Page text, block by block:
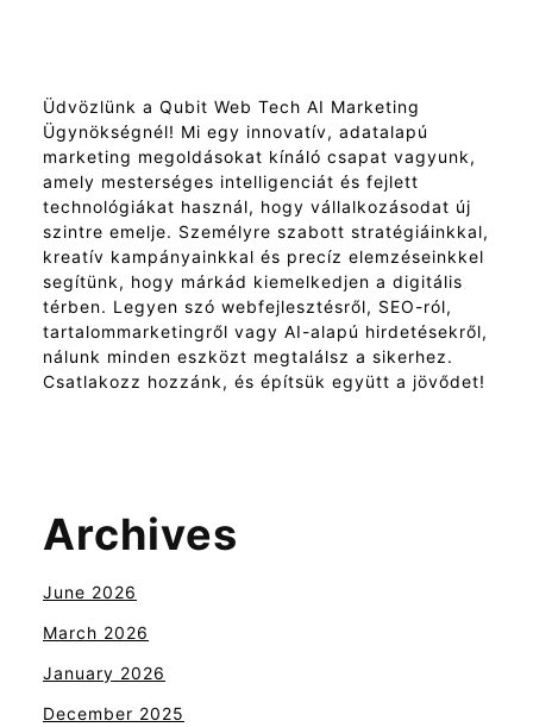
Üdvözlünk a Qubit Web Tech AI Marketing
Ügynökségnél! Mi egy innovatív, adatalapú
marketing megoldásokat kínáló csapat vagyunk,
amely mesterséges intelligenciát és fejlett
technológiákat használ, hogy vállalkozásodat új
szintre emelje. Személyre szabott stratégiáinkkal,
kreatív kampányainkkal és precíz elemzéseinkkel
segítünk, hogy márkád kiemelkedjen a digitális
térben. Legyen szó webfejlesztésről, SEO-ról,
tartalommarketingről vagy AI-alapú hirdetésekről,
nálunk minden eszközt megtalálsz a sikerhez.
Csatlakozz hozzánk, és építsük együtt a jövődet!
Archives
June 2026
March 2026
January 2026
December 2025